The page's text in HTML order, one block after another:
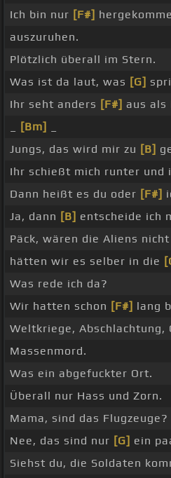
Ich bin nur [F#]
auszuruhen.
Plötzlich überall im Stern.
Was ist da laut, was [G]
Ihr seht anders [F#] aus als
[Bm]
Jungs, das wird mir zu [B]
Ihr schießt mich runter und
Dann heißt es du oder [F#]
Ja, dann [B] entscheide ich
Päck, wären die Aliens
hätten wir es selber in die
Was rede ich da?
Wir hatten schon [F#] lang
Weltkriege, Abschlachtung,
Massenmord.
Was ein abgefuckter Ort.
Überall nur Hass und Zorn.
Mama, sind das Flugzeuge?
Nee, das sind nur [G] ein
Siehst du, die Soldaten